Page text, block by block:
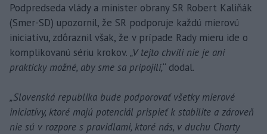
Podpredseda vlády a minister obrany SR Robert Kaliňák
(Smer-SD) upozornil, že SR podporuje každú mierovú
iniciatívu, zdôraznil však, že v prípade Rady mieru ide o
komplikovanú sériu krokov. „V tejto chvíli nie je ani
prakticky možné, aby sme sa pripojili,“ dodal.
„Slovenská republika bude podporovať všetky mierové
iniciatívy, ktoré majú potenciál prispieť k stabilite a zároveň
nie sú v rozpore s pravidlami, ktoré nás, v duchu Charty